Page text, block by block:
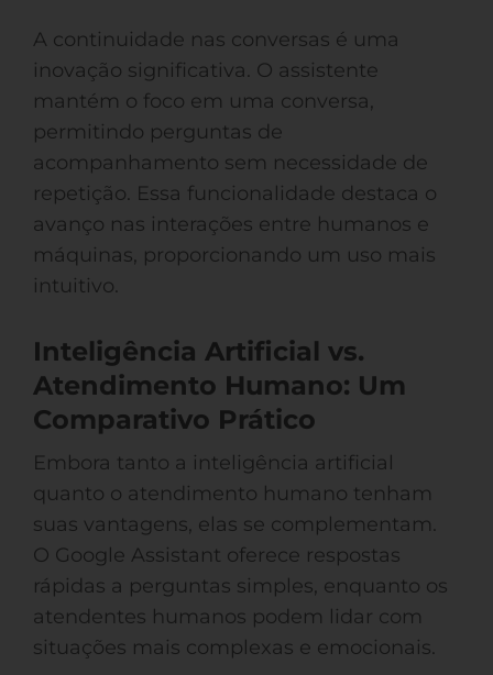
A continuidade nas conversas é uma
inovação significativa. O assistente
mantém o foco em uma conversa,
permitindo perguntas de
acompanhamento sem necessidade de
repetição. Essa funcionalidade destaca o
avanço nas interações entre humanos e
máquinas, proporcionando um uso mais
intuitivo.
Inteligência Artificial vs.
Atendimento Humano: Um
Comparativo Prático
Embora tanto a inteligência artificial
quanto o atendimento humano tenham
suas vantagens, elas se complementam.
O Google Assistant oferece respostas
rápidas a perguntas simples, enquanto os
atendentes humanos podem lidar com
situações mais complexas e emocionais.